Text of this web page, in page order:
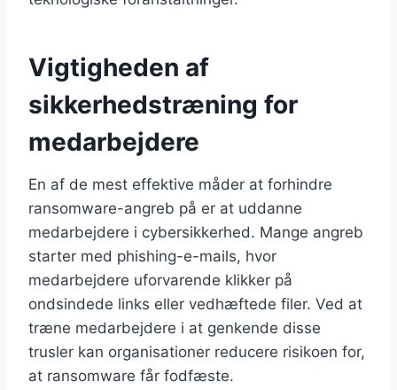
Vigtigheden af
sikkerhedstræning for
medarbejdere
En af de mest effektive måder at forhindre
ransomware-angreb på er at uddanne
medarbejdere i cybersikkerhed. Mange angreb
starter med phishing-e-mails, hvor
medarbejdere uforvarende klikker på
ondsindede links eller vedhæftede filer. Ved at
træne medarbejdere i at genkende disse
trusler kan organisationer reducere risikoen for,
at ransomware får fodfæste.